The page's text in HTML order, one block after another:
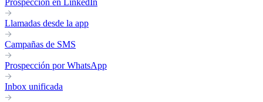
Prospección en LinkedIn
Llamadas desde la app
Campañas de SMS
Prospección por WhatsApp
Inbox unificada